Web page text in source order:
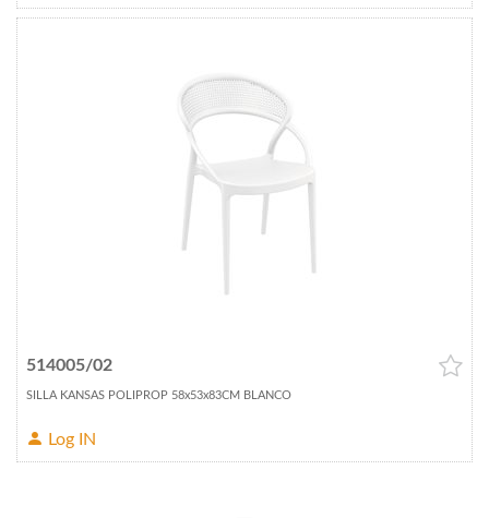
514005/02
SILLA KANSAS POLIPROP 58x53x83CM BLANCO
Log IN